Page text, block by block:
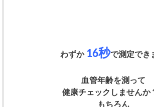
わずか 16秒で測定でき
血管年齢を測って
健康チェックしませんか
もちろん